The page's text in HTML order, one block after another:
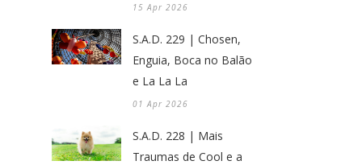
15 Apr 2026
S.A.D. 229 | Chosen,
Enguia, Boca no Balão
e La La La
01 Apr 2026
S.A.D. 228 | Mais
Traumas de Cool e a